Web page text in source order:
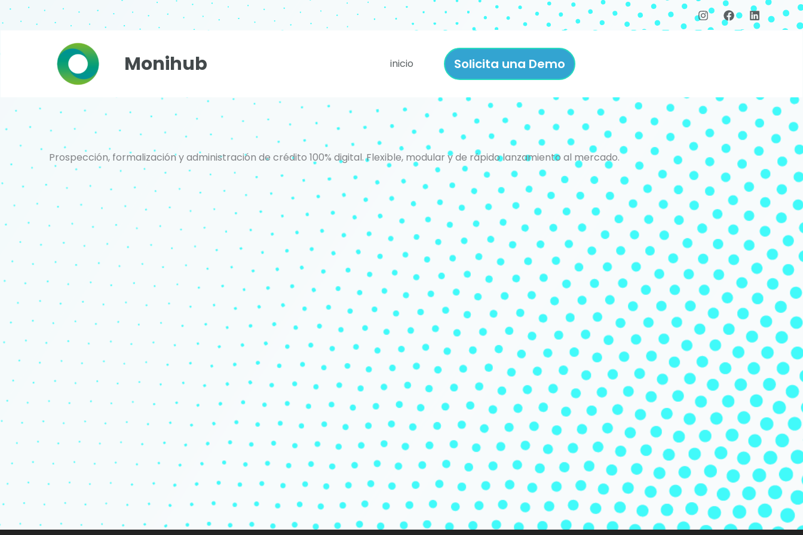
al
Monihub inicio Solicita una Demo
Prospección, formalización y administración de crédito 100% digital. Flexible, modular y de rápido lanzamiento al mercado.